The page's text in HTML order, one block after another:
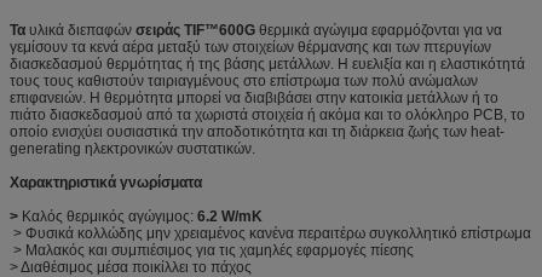
Τα υλικά διεπαφών σειράς TIF™600G θερμικά αγώγιμα εφαρμόζονται για να
γεμίσουν τα κενά αέρα μεταξύ των στοιχείων θέρμανσης και των πτερυγίων
διασκεδασμού θερμότητας ή της βάσης μετάλλων. Η ευελιξία και η ελαστικότητά
τους τους καθιστούν ταιριαγμένους στο επίστρωμα των πολύ ανώμαλων
επιφανειών. Η θερμότητα μπορεί να διαβιβάσει στην κατοικία μετάλλων ή το
πιάτο διασκεδασμού από τα χωριστά στοιχεία ή ακόμα και το ολόκληρο PCB, το
οποίο ενισχύει ουσιαστικά την αποδοτικότητα και τη διάρκεια ζωής των heat-
generating ηλεκτρονικών συστατικών.
Χαρακτηριστικά γνωρίσματα
> Καλός θερμικός αγώγιμος: 6.2 W/mK
> Φυσικά κολλώδης μην χρειαμένος κανένα περαιτέρω συγκολλητικό επίστρωμα
> Μαλακός και συμπιέσιμος για τις χαμηλές εφαρμογές πίεσης
> Διαθέσιμος μέσα ποικίλλει το πάχος